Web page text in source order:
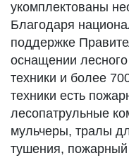
укомплектованы
Благодаря
поддержке
оснащении
техники и более
техники есть
лесопатрульные
мульчеры, тралы
тушения, пожарный